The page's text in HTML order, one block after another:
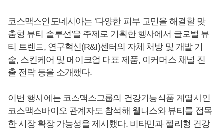
코스맥스인도네시아는 ‘다양한 피부 고민을 해결할 맞
춤형 뷰티 솔루션’을 주제로 기획한 행사에서 글로벌 뷰
티 트렌드, 연구혁신(R&I)센터의 자체 처방 및 개발 기
술, 스킨케어 및 메이크업 대표 제품, 이커머스 채널 진
출 전략 등을 소개했다.
이번 행사에는 코스맥스그룹의 건강기능식품 계열사인
코스맥스바이오 관계자도 참석해 웰니스와 뷰티를 접목
한 시장 확장 가능성을 제시했다. 비타민과 젤리형 건강